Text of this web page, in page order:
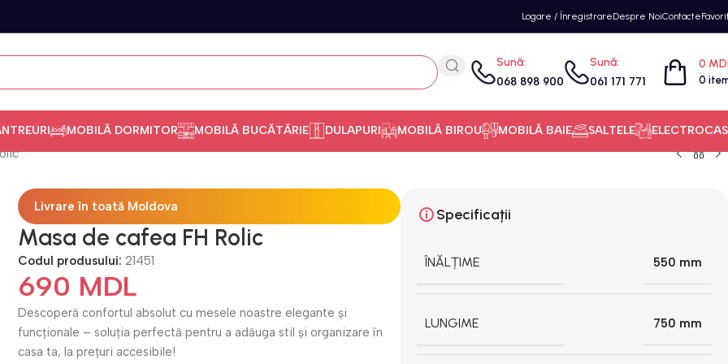
Logare / ÎnregistrareDespre NoiContacte
Sună:
068 898 900
Sună:
061 171 771 0
0
MOBILĂ DORMITOR MOBILĂ BUCĂTĂRIE DULAPURI MOBILĂ BIROU MOBILĂ BAIE SALTELE
Livrare în toată Moldova
Masa de cafea FH Rolic
Codul produsului: 21451
690 MDL
Descoperă confortul absolut cu mesele noastre elegante și
funcționale – soluția perfectă pentru a adăuga stil și organizare în
casa ta, la prețuri accesibile!
Specificații
ÎNĂLȚIME 550 mm
LUNGIME 750 mm